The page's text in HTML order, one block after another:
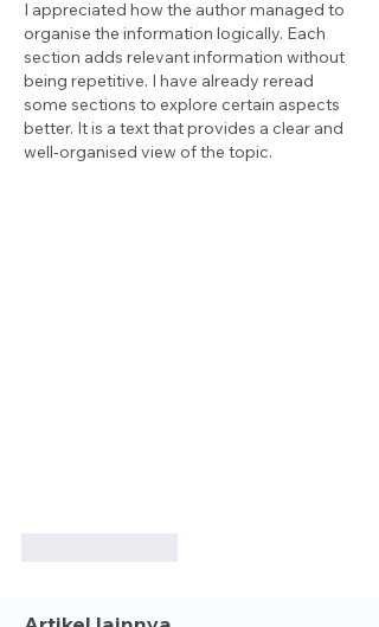
I appreciated how the author managed to
organise the information logically. Each
section adds relevant information without
being repetitive. I have already reread
some sections to explore certain aspects
better. It is a text that provides a clear and
well-organised view of the topic.